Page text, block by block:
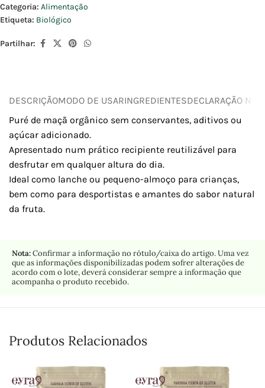
Categoria: Alimentação
Etiqueta: Biológico
Partilhar:
DESCRIÇÃOMODO DE USARINGREDIENTESDECLARAÇÃO
Puré de maçã orgânico sem conservantes, aditivos ou
açúcar adicionado.
Apresentado num prático recipiente reutilizável para
desfrutar em qualquer altura do dia.
Ideal como lanche ou pequeno-almoço para crianças,
bem como para desportistas e amantes do sabor natural
da fruta.
Nota:Confirmar a informação no rótulo/caixa do artigo. Uma vez
que as informações disponibilizadas podem sofrer alterações de
acordo com o lote, deverá considerar sempre a informação que
acompanha o produto recebido.
Produtos Relacionados